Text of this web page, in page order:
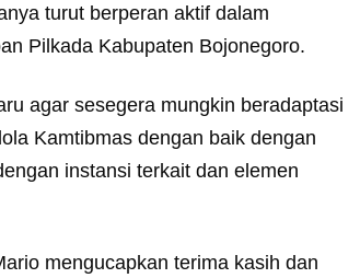
turut berperan aktif dalam
Pilkada Kabupaten Bojonegoro.
agar sesegera mungkin beradaptasi
Kamtibmas dengan baik dengan
instansi terkait dan elemen
mengucapkan terima kasih dan